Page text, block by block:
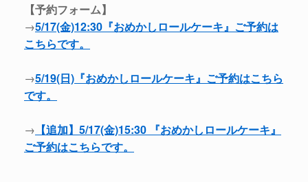
【予約フォーム】
→5/17(金)12:30『おめかしロールケーキ』ご予約は
こちらです。
→5/19(日)『おめかしロールケーキ』ご予約はこちら
です。
→ 【追加】5/17(金)15:30 『おめかしロールケーキ』
ご予約はこちらです。